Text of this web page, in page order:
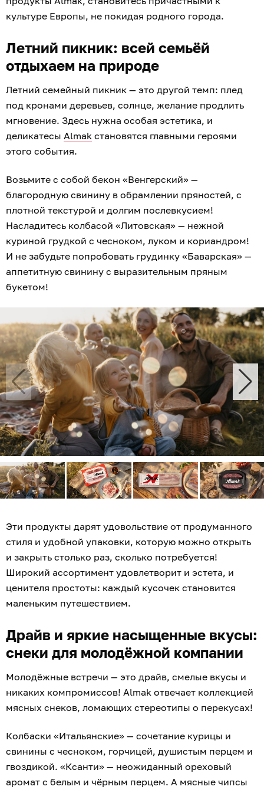
культуре Европы, не покидая родного города.
Летний пикник: всей семьёй
отдыхаем на природе
Летний семейный пикник — это другой темп: плед
под кронами деревьев, солнце, желание продлить
мгновение. Здесь нужна особая эстетика, и
деликатесы Almak становятся главными героями
этого события.
Возьмите с собой бекон «Венгерский» —
благородную свинину в обрамлении пряностей, с
плотной текстурой и долгим послевкусием!
Насладитесь колбасой «Литовская» — нежной
куриной грудкой с чесноком, луком и кориандром!
И не забудьте попробовать грудинку «Баварская» —
аппетитную свинину с выразительным пряным
букетом!
Эти продукты дарят удовольствие от продуманного
стиля и удобной упаковки, которую можно открыть
и закрыть столько раз, сколько потребуется!
Широкий ассортимент удовлетворит и эстета, и
ценителя простоты: каждый кусочек становится
маленьким путешествием.
Драйв и яркие насыщенные вкусы:
снеки для молодёжной компании
Молодёжные встречи — это драйв, смелые вкусы и
никаких компромиссов! Almak отвечает коллекцией
мясных снеков, ломающих стереотипы о перекусах!
Колбаски «Итальянские» — сочетание курицы и
свинины с чесноком, горчицей, душистым перцем и
гвоздикой. «Ксанти» — неожиданный ореховый
аромат с белым и чёрным перцем. А мясные чипсы